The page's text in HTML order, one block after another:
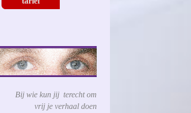
Bij wie kun jij terecht om
vrij je verhaal doen